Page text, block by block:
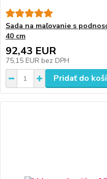
Sada na maľovanie s
40 cm
92,43 EUR
75,15 EUR bez DPH
Pridať do